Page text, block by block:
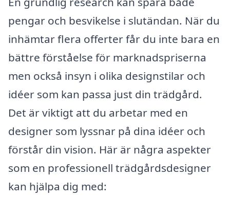
pengar och besvikelse i slutändan. När du
inhämtar flera offerter får du inte bara en
bättre förståelse för marknadspriserna
men också insyn i olika designstilar och
idéer som kan passa just din trädgård.
Det är viktigt att du arbetar med en
designer som lyssnar på dina idéer och
förstår din vision. Här är några aspekter
som en professionell trädgårdsdesigner
kan hjälpa dig med: